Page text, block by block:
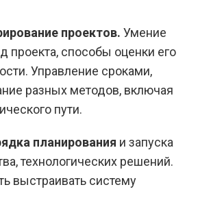
проектов. Умение
проекта, способы оценки его
Управление сроками,
разных методов, включая
пути.
планирования и запуска
технологических решений.
выстраивать систему